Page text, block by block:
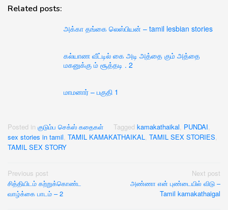
Related posts:
அக்கா தங்கை லெஸ்பியன் – tamil lesbian stories
கல்யாண வீட்டில் கை அடி அத்தை கும் அத்தை
மகனுக்கு ம் சூத்தடி . 2
மாமனார் – பகுதி 1
Posted in குடும்ப செக்ஸ் கதைகள் Tagged kamakathaikal, PUNDAI,
sex stories in tamil, TAMIL KAMAKATHAIKAL, TAMIL SEX STORIES,
TAMIL SEX STORY
Post
navigation
Previous post
சித்தியிடம் கற்றுக்கொண்ட
வாழ்க்கை பாடம் – 2
Next post
அண்ணா என் புண்டையில் விடு –
Tamil kamakathaigal